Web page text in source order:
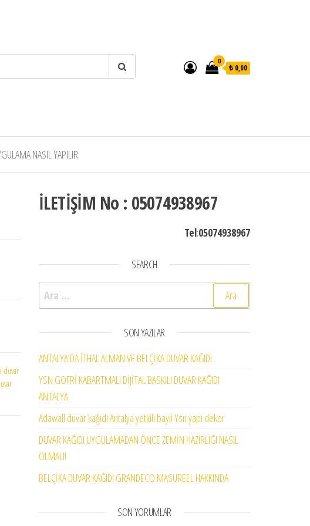
0
₺ 0,00
NASIL YAPILIR
duvar
İLETİŞİM No : 05074938967
Tel:05074938967
SEARCH
Arama:
SON YAZILAR
ANTALYA’DA İTHAL ALMAN VE BELÇİKA DUVAR KAĞIDI .
YSN GOFRİ KABARTMALI DİJİTAL BASKILI DUVAR KAĞIDI
ANTALYA
Adawall duvar kağıdı Antalya yetkili bayii Ysn yapı dekor
DUVAR KAĞIDI UYGULAMADAN ÖNCE ZEMİN HAZIRLIĞI NASIL
OLMALI!
BELÇİKA DUVAR KAĞIDI GRANDECO MASUREEL HAKKINDA
SON YORUMLAR